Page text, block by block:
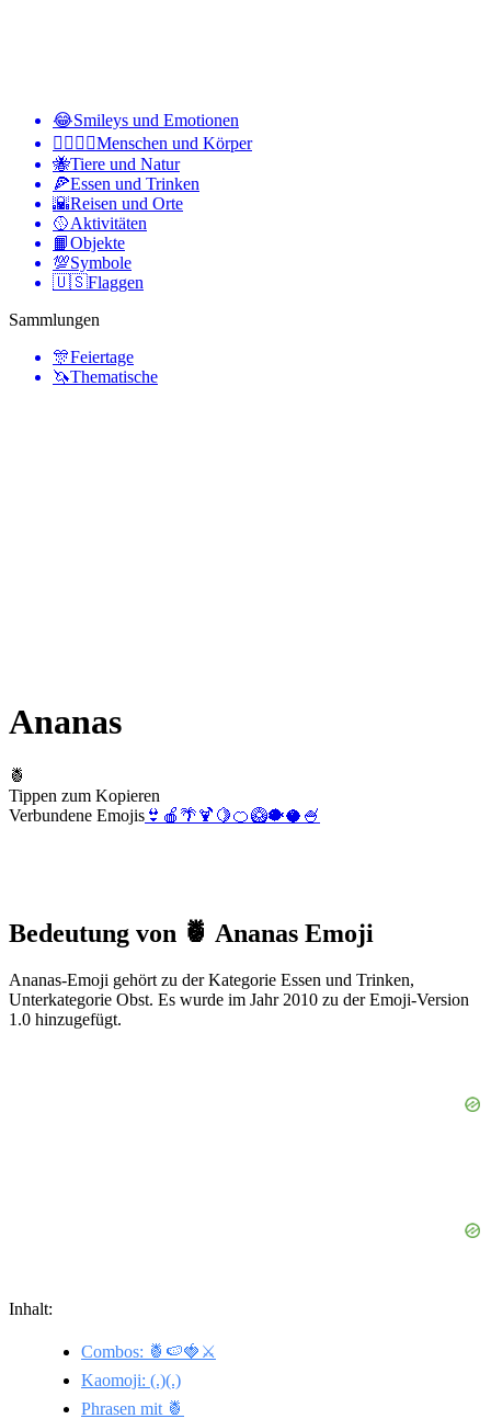
😂Smileys und Emotionen
👩‍❤️‍💋‍👨Menschen und Körper
🐝Tiere und Natur
🍕Essen und Trinken
🌇Reisen und Orte
🥎Aktivitäten
📙Objekte
💯Symbole
🇺🇸Flaggen
Sammlungen
🎊Feiertage
🦄Thematische
Ananas
🍍
Tippen zum Kopieren
Verbundene Emojis 👙 🍎 🌴🍹 🍋🍊🥝🐡🥥 🍧
Bedeutung von 🍍 Ananas Emoji
Ananas-Emoji gehört zu der Kategorie Essen und Trinken,
Unterkategorie Obst. Es wurde im Jahr 2010 zu der Emoji-Version
1.0 hinzugefügt.
Inhalt:
Combos: 🍍🍉🍓⚔️
Kaomoji: (.)(.)
Phrasen mit 🍍